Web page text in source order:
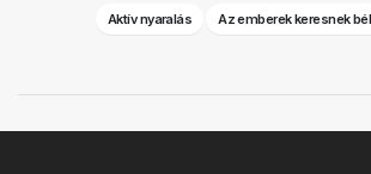
Aktív nyaralás Az emberek keresnek